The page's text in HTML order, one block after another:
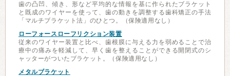
歯の凸凹、傾き、形など平均的な情報を基に作られたブラケット
と既成のワイヤーを使って、歯の動きを調整する歯科矯正の手法
「マルチブラケット法」のひとつ。（保険適用なし）
ローフォースローフリクション装置
従来のワイヤー装置と比べ、歯根膜に与える力を弱めることで治
療中の痛みを軽減して、早く歯を整えることができる開閉式のシ
ャッターがついたブラケット。（保険適用なし）
メタルブラケット